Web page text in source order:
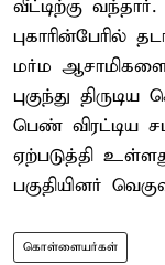
வீட்டிற்கு
புகாரின்பேரில்
மர்ம ஆசாமிகளை
புகுந்து
பெண் விரட்டிய
ஏற்படுத்தி
பகுதியினர்
கொள்ளையர்கள்